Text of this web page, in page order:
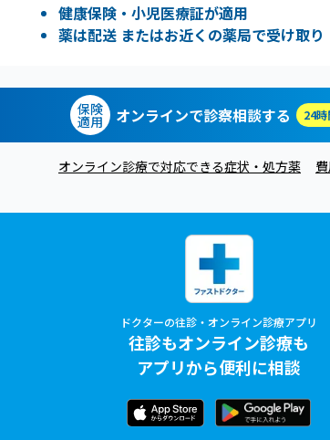
健康保険・小児医療証が適用
薬は配送 またはお近くの薬局で受け取り
保険
適用 オンラインで診察相談する 24
オンライン診療で対応できる症状・処方薬
ドクターの往診・オンライン診療アプリ
往診もオンライン診療も
アプリから便利に相談